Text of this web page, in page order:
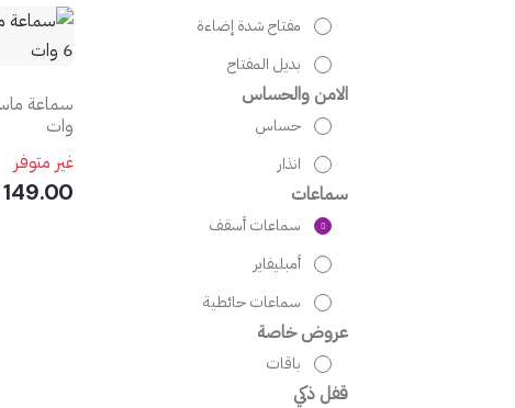
مفتاح شدة إضاءة
بديل المفتاح
الامن والحساس
حساس
انذار
سماعات
سماعات أسقف
أمبليفاير
سماعات حائطية
عروض خاصة
باقات
قفل ذكي
وات
غير متوفر
149.00 د.إ